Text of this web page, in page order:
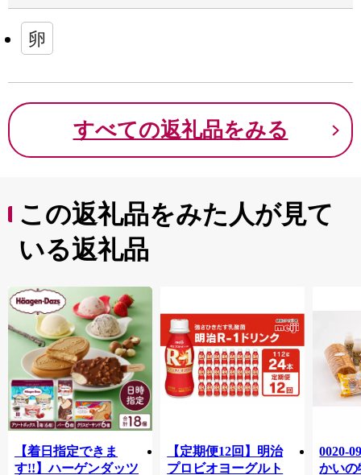
卵
すべての返礼品をみる
この返礼品をみた人が見て
いる返礼品
【着日指定できま
す!!】ハーゲンダッツ
【定期便12回】明治
プロビオヨーグルト
0020-
かいの